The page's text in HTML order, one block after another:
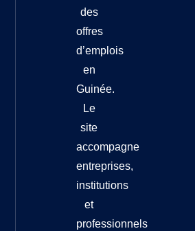
des
offres
d’emplois
en
Guinée.
Le
site
accompagne
entreprises,
institutions
et
professionnels